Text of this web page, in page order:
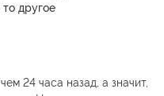
то другое
24 часа назад, а значит,